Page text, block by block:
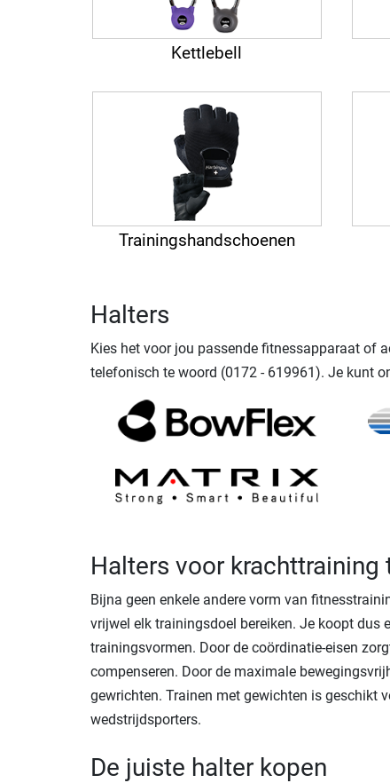
Kettlebell
Trainingshandschoenen
Halters
Kies het voor jou passende fitnessapparaat of
telefonisch te woord (0172 - 619961). Je kunt
Halters voor krachttraining
Bijna geen enkele andere vorm van
vrijwel elk trainingsdoel bereiken. Je koopt dus
trainingsvormen. Door de coördinatie-eisen
compenseren. Door de maximale
gewrichten. Trainen met gewichten is geschikt
wedstrijdsporters.
De juiste halter kopen